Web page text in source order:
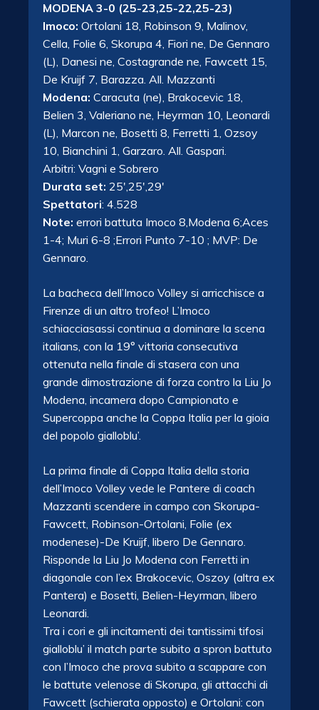
MODENA 3-0 (25-23,25-22,25-23)
Imoco: Ortolani 18, Robinson 9, Malinov,
Cella, Folie 6, Skorupa 4, Fiori ne, De Gennaro
(L), Danesi ne, Costagrande ne, Fawcett 15,
De Kruijf 7, Barazza. All. Mazzanti
Modena: Caracuta (ne), Brakocevic 18,
Belien 3, Valeriano ne, Heyrman 10, Leonardi
(L), Marcon ne, Bosetti 8, Ferretti 1, Ozsoy
10, Bianchini 1, Garzaro. All. Gaspari.
Arbitri: Vagni e Sobrero
Durata set: 25′,25′,29′
Spettatori: 4.528
Note: errori battuta Imoco 8,Modena 6;Aces
1-4; Muri 6-8 ;Errori Punto 7-10 ; MVP: De
Gennaro.
La bacheca dell’Imoco Volley si arricchisce a
Firenze di un altro trofeo! L’Imoco
schiacciasassi continua a dominare la scena
italians, con la 19° vittoria consecutiva
ottenuta nella finale di stasera con una
grande dimostrazione di forza contro la Liu Jo
Modena, incamera dopo Campionato e
Supercoppa anche la Coppa Italia per la gioia
del popolo gialloblu’.
La prima finale di Coppa Italia della storia
dell’Imoco Volley vede le Pantere di coach
Mazzanti scendere in campo con Skorupa-
Fawcett, Robinson-Ortolani, Folie (ex
modenese)-De Kruijf, libero De Gennaro.
Risponde la Liu Jo Modena con Ferretti in
diagonale con l’ex Brakocevic, Oszoy (altra ex
Pantera) e Bosetti, Belien-Heyrman, libero
Leonardi.
Tra i cori e gli incitamenti dei tantissimi tifosi
gialloblu’ il match parte subito a spron battuto
con l’Imoco che prova subito a scappare con
le battute velenose di Skorupa, gli attacchi di
Fawcett (schierata opposto) e Ortolani: con